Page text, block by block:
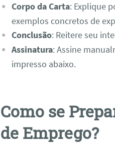
Corpo da Carta: Explique
exemplos concretos de
Conclusão: Reitere seu
Assinatura: Assine
impresso abaixo.
Como se
de Emprego?